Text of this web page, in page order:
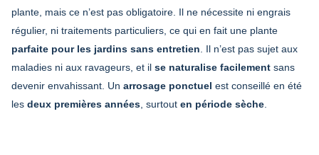
plante, mais ce n’est pas obligatoire. Il ne nécessite ni engrais
régulier, ni traitements particuliers, ce qui en fait une plante
parfaite pour les jardins sans entretien . Il n’est pas sujet aux
maladies ni aux ravageurs, et il se naturalise facilement sans
devenir envahissant. Un arrosage ponctuel est conseillé en été
les deux premières années , surtout en période sèche